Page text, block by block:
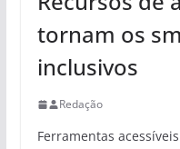
tornam os
inclusivos
Redação
Ferramentas